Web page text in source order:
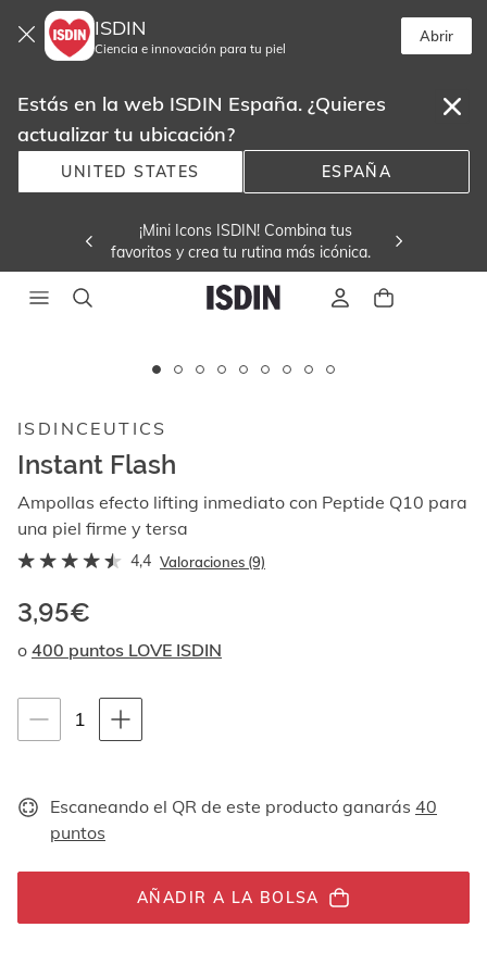
ISDIN
Ciencia e innovación para tu piel
Abrir
Estás en la web ISDIN España. ¿Quieres
actualizar tu ubicación?
UNITED STATES ESPAÑA
¡Mini Icons ISDIN! Combina tus
favoritos y crea tu rutina más icónica.
imágenes
videos.
navegar
las
arriba
abajo
muestran
por
las
ISDINCEUTICS
Instant Flash
Ampollas efecto lifting inmediato con Peptide Q10 para
una piel firme y tersa
4,4 Valoraciones (9)
3,95€
o 400 puntos LOVE ISDIN
Instrucciones de navegación por teclado
1
unidades
Escaneando el QR de este producto ganarás 40
puntos
AÑADIR A LA BOLSA